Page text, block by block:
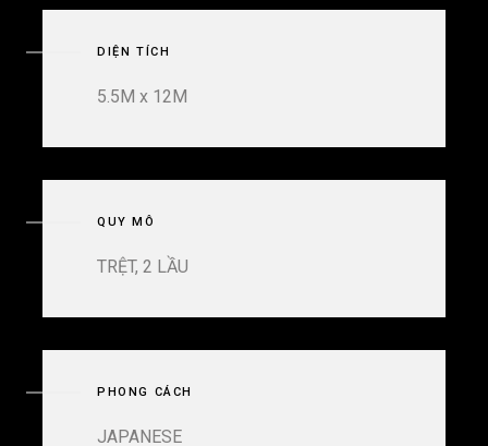
DIỆN TÍCH
5.5M x 12M
QUY MÔ
TRỆT, 2 LẦU
PHONG CÁCH
JAPANESE